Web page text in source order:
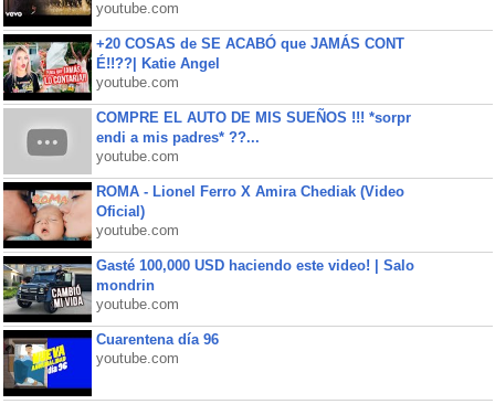
youtube.com
+20 COSAS de SE ACABÓ que JAMÁS CONT
É!!??| Katie Angel
youtube.com
COMPRE EL AUTO DE MIS SUEÑOS !!! *sorpr
endi a mis padres* ??...
youtube.com
ROMA - Lionel Ferro X Amira Chediak (Video
Oficial)
youtube.com
Gasté 100,000 USD haciendo este video! | Salo
mondrin
youtube.com
Cuarentena día 96
youtube.com